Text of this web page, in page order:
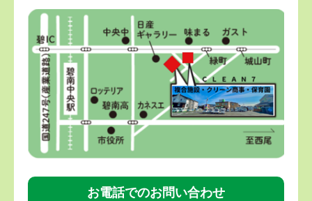
お電話でのお問い合わせ